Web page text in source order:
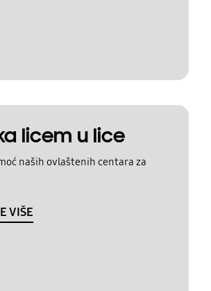
licem u lice
naših ovlaštenih centara za
VIŠE